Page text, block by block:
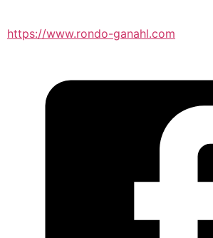
https://www.rondo-ganahl.com